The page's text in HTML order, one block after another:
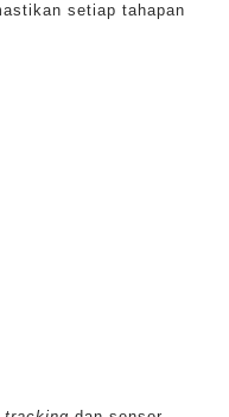
setiap tahapan